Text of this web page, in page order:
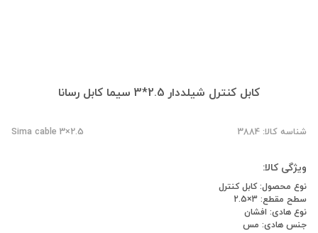
کابل کنترل شیلددار 2.5*3 سیما کابل رسانا
شناسه کالا: 3884 Sima cable 3×2.5
ویژگی کالا:
نوع محصول: کابل کنترل
سطح مقطع: 3×2.5
نوع هادی: افشان
جنس هادی: مس